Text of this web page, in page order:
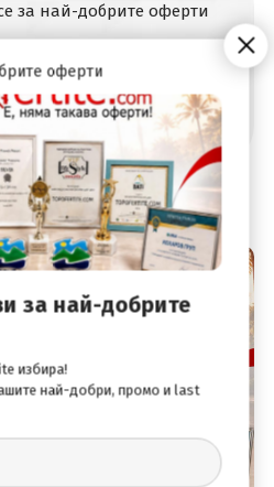
за най-добрите оферти
оферти
за най-добрите
избира!
най-добри, промо и last